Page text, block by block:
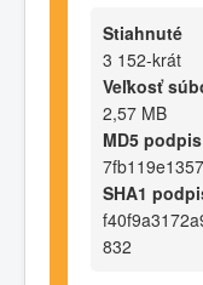
Stiahnuté
3 152-krát
Veľkosť
2,57 MB
MD5 podpis
SHA1
832